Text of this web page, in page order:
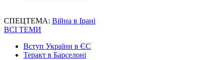
СПЕЦТЕМА: Війна в Ірані
ВСІ ТЕМИ
Вступ України в ЄС
Теракт в Барселоні